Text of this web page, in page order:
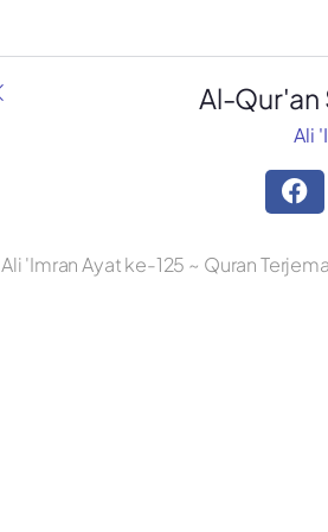
Al-Qur'an
Ali
Ali 'Imran Ayat ke-125 ~ Quran